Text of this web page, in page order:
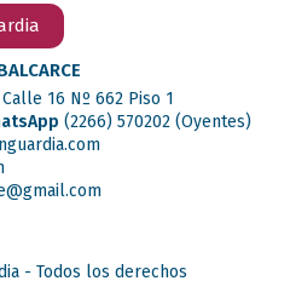
16 Nº 662 Piso 1
(2266) 570202 (Oyentes)
- Todos los derechos